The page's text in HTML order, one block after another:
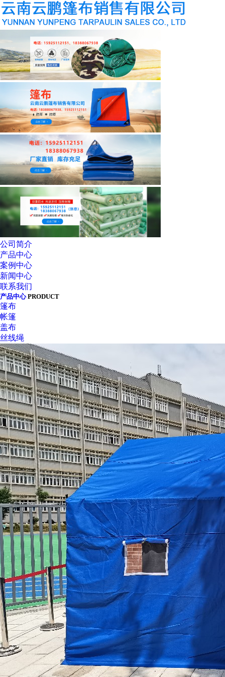
公司简介
产品中心
案例中心
新闻中心
联系我们
产品中心 PRODUCT
篷布
帐篷
盖布
丝线绳